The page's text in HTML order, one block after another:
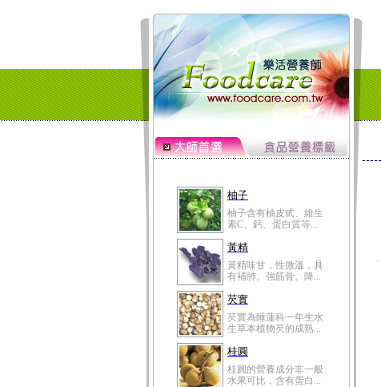
柚子
柚子含有柚皮甙、維生
素C、鈣、蛋白質等...
黃精
黃精味甘，性微溫，具
有補肺、強筋骨、降...
芡實
芡實為睡蓮科一年生水
生草本植物芡的成熟...
桂圓
桂圓的營養成分非一般
水果可比，含有蛋白...